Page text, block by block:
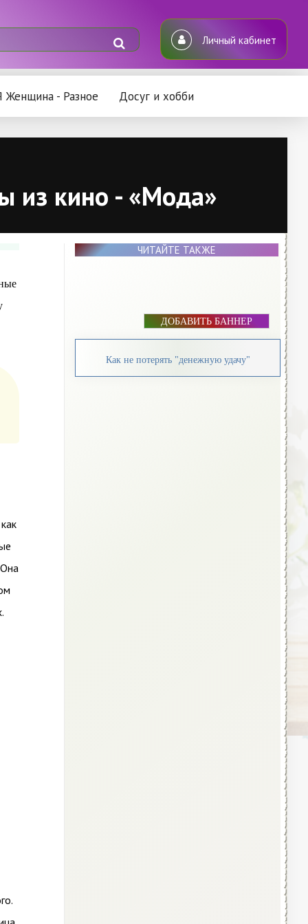
Личный кабинет
Женщина - Разное Досуг и хобби
из кино - «Мода»
ЧИТАЙТЕ ТАКЖЕ
ДОБАВИТЬ БАННЕР
Как не потерять "денежную удачу"